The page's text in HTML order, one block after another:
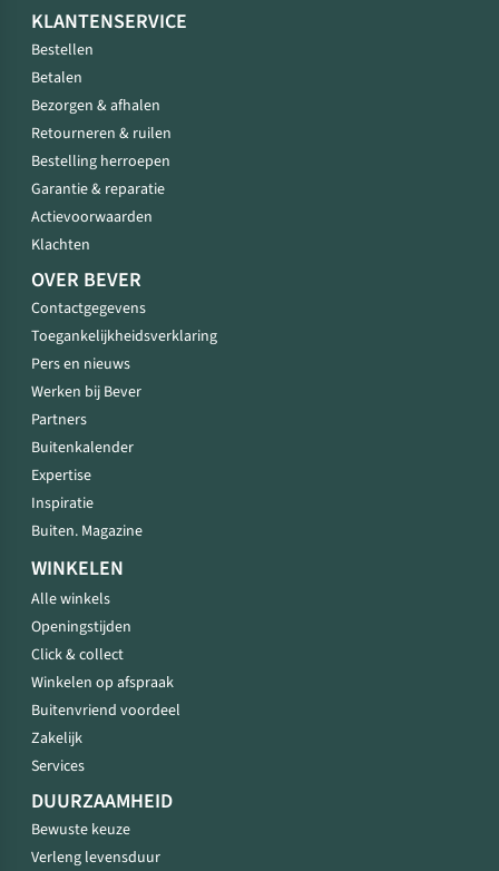
KLANTENSERVICE
Bestellen
Betalen
Bezorgen & afhalen
Retourneren & ruilen
Bestelling herroepen
Garantie & reparatie
Actievoorwaarden
Klachten
OVER BEVER
Contactgegevens
Toegankelijkheidsverklaring
Pers en nieuws
Werken bij Bever
Partners
Buitenkalender
Expertise
Inspiratie
Buiten. Magazine
WINKELEN
Alle winkels
Openingstijden
Click & collect
Winkelen op afspraak
Buitenvriend voordeel
Zakelijk
Services
DUURZAAMHEID
Bewuste keuze
Verleng levensduur